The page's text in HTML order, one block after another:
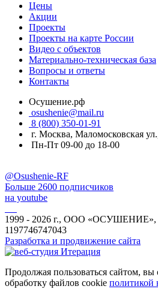
Цены
Акции
Проекты
Проекты на карте России
Видео с объектов
Материально-техническая база
Вопросы и ответы
Контакты
Осушение.рф
osushenie@mail.ru
8 (800) 350-01-91
г. Москва, Маломосковская
Пн-Пт 09-00 до 18-00
@Osushenie-RF
Больше 2600 подписчиков
на youtube
1999 - 2026 г., ООО
1197746747043
Разработка и продвижение сайта
Продолжая пользоваться сайтом, вы
обработку файлов cookie политикой